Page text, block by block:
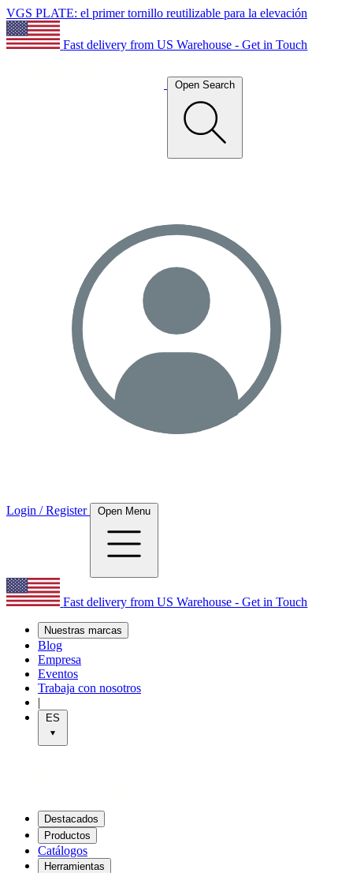
VGS PLATE: el primer tornillo reutilizable para la elevación
Fast delivery from US Warehouse - Get in Touch
Open Search
Login / Register Open Menu
Fast delivery from US Warehouse - Get in Touch
Nuestras marcas
Blog
Empresa
Eventos
Trabaja con nosotros
|
ES
Destacados
Productos
Catálogos
Herramientas